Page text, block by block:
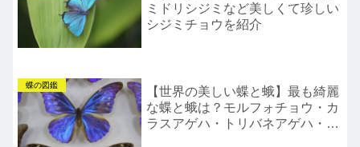
ミドリシジミなど美しくて珍しい
シジミチョウを紹介
蝶の図鑑
【世界の美しい蝶と蛾】最も綺麗
な蝶と蛾は？モルフォチョウ・カ
ラスアゲハ・トリバネアゲハ・フ